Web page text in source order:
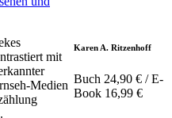
mit
Medien
Karen A. Ritzenhoff
Buch 24,90 € / E-
Book 16,99 €